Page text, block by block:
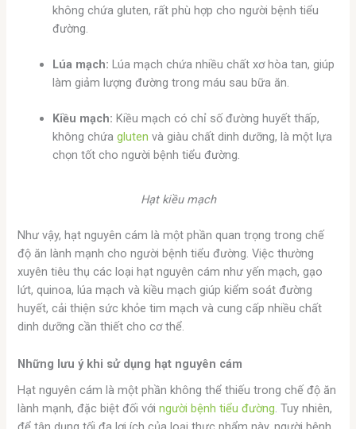
không chứa gluten, rất phù hợp cho người bệnh tiểu
đường.
Lúa mạch: Lúa mạch chứa nhiều chất xơ hòa tan, giúp
làm giảm lượng đường trong máu sau bữa ăn.
Kiều mạch: Kiều mạch có chỉ số đường huyết thấp,
không chứagluten và giàu chất dinh dưỡng, là một lựa
chọn tốt cho người bệnh tiểu đường.
Hạt kiều mạch
Như vậy, hạt nguyên cám là một phần quan trọng trong chế
độ ăn lành mạnh cho người bệnh tiểu đường. Việc thường
xuyên tiêu thụ các loại hạt nguyên cám như yến mạch, gạo
lứt, quinoa, lúa mạch và kiều mạch giúp kiểm soát đường
huyết, cải thiện sức khỏe tim mạch và cung cấp nhiều chất
dinh dưỡng cần thiết cho cơ thể.
Những lưu ý khi sử dụng hạt nguyên cám
Hạt nguyên cám là một phần không thể thiếu trong chế độ ăn
lành mạnh, đặc biệt đối vớingười bệnh tiểu đường. Tuy nhiên,